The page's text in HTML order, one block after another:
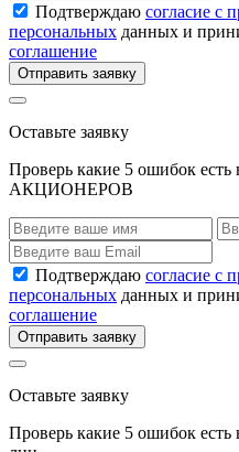
Подтверждаю согласие с
персональных данных и
соглашение
Отправить заявку
Оставьте заявку
Проверь какие 5 ошибок
АКЦИОНЕРОВ
Подтверждаю согласие с
персональных данных и
соглашение
Отправить заявку
Оставьте заявку
Проверь какие 5 ошибок